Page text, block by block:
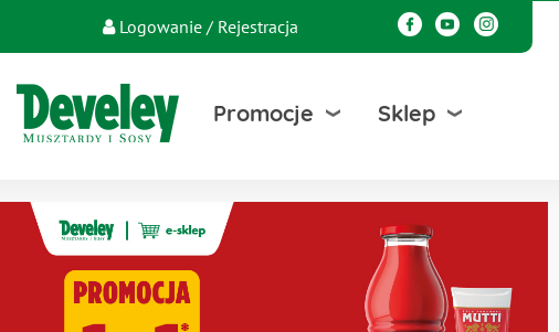
Logowanie / Rejestracja
Promocje Sklep